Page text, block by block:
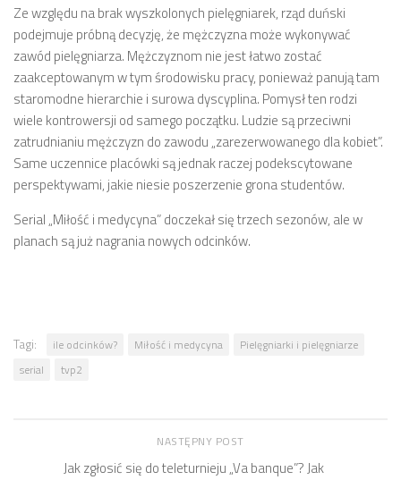
Ze względu na brak wyszkolonych pielęgniarek, rząd duński
podejmuje próbną decyzję, że mężczyzna może wykonywać
zawód pielęgniarza. Mężczyznom nie jest łatwo zostać
zaakceptowanym w tym środowisku pracy, ponieważ panują tam
staromodne hierarchie i surowa dyscyplina. Pomysł ten rodzi
wiele kontrowersji od samego początku. Ludzie są przeciwni
zatrudnianiu mężczyzn do zawodu „zarezerwowanego dla kobiet”.
Same uczennice placówki są jednak raczej podekscytowane
perspektywami, jakie niesie poszerzenie grona studentów.
Serial „Miłość i medycyna” doczekał się trzech sezonów, ale w
planach są już nagrania nowych odcinków.
Tagi: ile odcinków? Miłość i medycyna
Pielęgniarki i pielęgniarze
serial
tvp2
NASTĘPNY POST
Jak zgłosić się do teleturnieju „Va banque”? Jak